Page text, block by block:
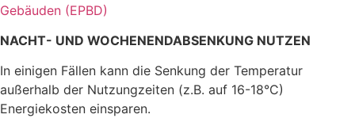
Gebäuden (EPBD)
NACHT- UND WOCHENENDABSENKUNG NUTZEN
In einigen Fällen kann die Senkung der Temperatur
außerhalb der Nutzungzeiten (z.B. auf 16-18°C)
Energiekosten einsparen.